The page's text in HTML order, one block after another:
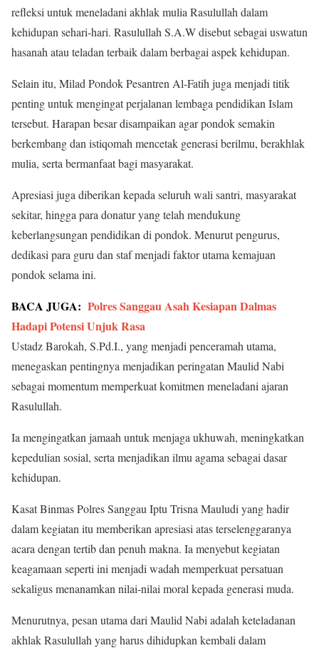
refleksi untuk meneladani akhlak mulia Rasulullah dalam
kehidupan sehari-hari. Rasulullah S.A.W disebut sebagai uswatun
hasanah atau teladan terbaik dalam berbagai aspek kehidupan.
Selain itu, Milad Pondok Pesantren Al-Fatih juga menjadi titik
penting untuk mengingat perjalanan lembaga pendidikan Islam
tersebut. Harapan besar disampaikan agar pondok semakin
berkembang dan istiqomah mencetak generasi berilmu, berakhlak
mulia, serta bermanfaat bagi masyarakat.
Apresiasi juga diberikan kepada seluruh wali santri, masyarakat
sekitar, hingga para donatur yang telah mendukung
keberlangsungan pendidikan di pondok. Menurut pengurus,
dedikasi para guru dan staf menjadi faktor utama kemajuan
pondok selama ini.
BACA JUGA: Polres Sanggau Asah Kesiapan Dalmas
Hadapi Potensi Unjuk Rasa
Ustadz Barokah, S.Pd.I., yang menjadi penceramah utama,
menegaskan pentingnya menjadikan peringatan Maulid Nabi
sebagai momentum memperkuat komitmen meneladani ajaran
Rasulullah.
Ia mengingatkan jamaah untuk menjaga ukhuwah, meningkatkan
kepedulian sosial, serta menjadikan ilmu agama sebagai dasar
kehidupan.
Kasat Binmas Polres Sanggau Iptu Trisna Mauludi yang hadir
dalam kegiatan itu memberikan apresiasi atas terselenggaranya
acara dengan tertib dan penuh makna. Ia menyebut kegiatan
keagamaan seperti ini menjadi wadah memperkuat persatuan
sekaligus menanamkan nilai-nilai moral kepada generasi muda.
Menurutnya, pesan utama dari Maulid Nabi adalah keteladanan
akhlak Rasulullah yang harus dihidupkan kembali dalam